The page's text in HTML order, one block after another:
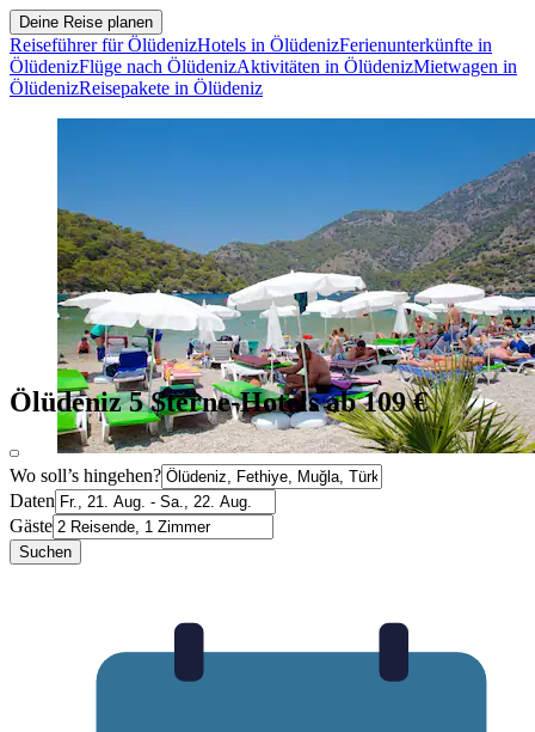
Deine Reise planen
Reiseführer für ÖlüdenizHotels in ÖlüdenizFerienunterkünfte in
ÖlüdenizFlüge nach ÖlüdenizAktivitäten in ÖlüdenizMietwagen in
ÖlüdenizReisepakete in Ölüdeniz
Ölüdeniz 5 Sterne-Hotels ab 109 €
Wo soll’s hingehen?
Daten
Gäste
Suchen